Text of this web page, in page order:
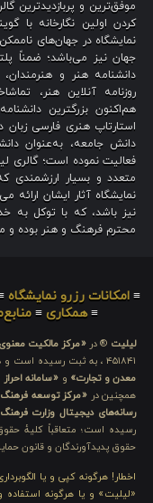
موفق‌ترین و پربازدیدترین
کردن اولین نگارخانه با
نمایشگاه در جهان‌های
جهان نیز می‌باشد؛ ضمناً
دانشنامه هنر و
روزنامه آنلاین هنر،
هم‌اکنون بزرگترین
استارتاپ هنری فارسی
دانش جامعه، به‌عنوان
فعالیت نموده است؛ گالری
متعدد و بسیار ارزشمندی
نمایشگاه آثار ایشان ارائه
نیز باشد، که با توکل به
محترم فرهنگ و هنر بوده و
≡ امکانات رزرو نمایشگاه
≡همکاری ≡
لیلیت ® در «مرکز مالکیت
۴۵۱۸۴۱ ، به ثبت رسیده است و در
معدن و تجارت» و «سامانه
همچنین در «مرکز توسعه
رسانه‌های دیجیتال وزارت
رسیده است؛ متعاقباً کلیهٔ
حقوق پدیدآورندگان و قانون
اخطار! هرگونه کپی و یا
«لیلیت» و یا هرگونه